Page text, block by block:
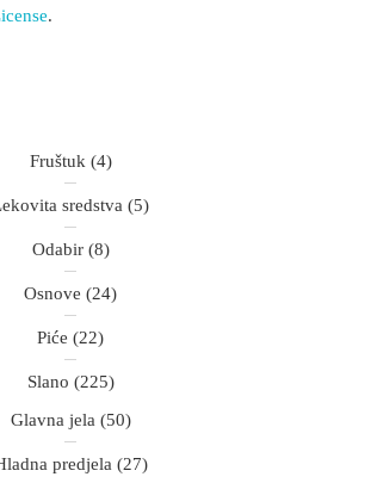
.
Fruštuk (4)
sredstva (5)
Odabir(8)
Osnove (24)
Piće (22)
Slano (225)
Glavna jela (50)
predjela (27)